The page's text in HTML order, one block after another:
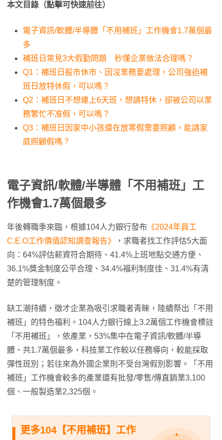
本文目錄（點擊可快速前往）
電子資訊/軟體/半導體「不用補班」工作機會1.7萬個最
多
補班日常見3大假勤問題 秒懂企業做法合理嗎？
Q1：補班日股市休市、因沒業務要處理，公司強迫補
班日放特休假，可以嗎？
Q2：補班日不想連上6天班，想請特休，卻被公司以業
務繁忙不准假，可以嗎？
Q3：補班日因家中小孩還在放寒假需要照顧，能請家
庭照顧假嗎？
電子資訊/軟體/半導體「不用補班」工
作機會1.7萬個最多
年後轉職季來臨，根據104人力銀行發布 《2024年員工
C.E.O工作價值認知調查報告》
，求職者找工作評估5大面
向：64%評估薪資符合期待、41.4%上班地點交通方便、
36.1%獎金制度公平合理、34.4%福利制度佳、31.4%有清
楚的管理制度。
缺工潮持續，徵才企業為吸引求職者青睞，陸續祭出「不用
補班」的特色福利。104人力銀行線上3.2萬個工作機會標註
「不用補班」，依產業，53%集中在電子資訊/軟體/半導
體、共1.7萬個最多，科技業工作較以任務導向，較能採取
彈性班別；若往來為外國企業則不受台灣假別影響。「不用
補班」工作機會較多的產業還有批發/零售/傳直銷業3,100
個、一般製造業2,325個。
更多104【不用補班】工作